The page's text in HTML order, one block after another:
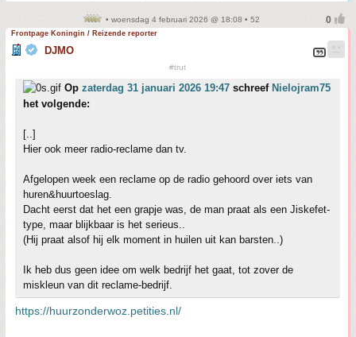
• woensdag 4 februari 2026 @ 18:08 • 52
Frontpage Koningin / Reizende reporter
DJMO
#trut
Op zaterdag 31 januari 2026 19:47 schreef Nielojram75
het volgende:
[..]
Hier ook meer radio-reclame dan tv.
Afgelopen week een reclame op de radio gehoord over iets van
huren&huurtoeslag.
Dacht eerst dat het een grapje was, de man praat als een Jiskefet-
type, maar blijkbaar is het serieus..
(Hij praat alsof hij elk moment in huilen uit kan barsten..)
Ik heb dus geen idee om welk bedrijf het gaat, tot zover de
miskleun van dit reclame-bedrijf.
https://huurzonderwoz.petities.nl/